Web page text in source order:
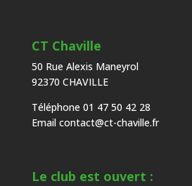
CT Chaville
50 Rue Alexis Maneyrol
92370 CHAVILLE
Téléphone 01 47 50 42 28
Email contact@ct-chaville.fr
Le club est ouvert :